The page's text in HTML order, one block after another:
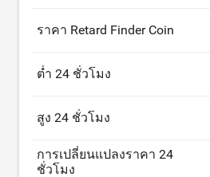
ราคา Retard Finder Coin
ต่ำ 24 ชั่วโมง
สูง 24 ชั่วโมง
การเปลี่ยนแปลงราคา 24
ชั่วโมง